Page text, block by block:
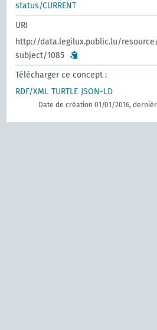
status/CURRENT
URI
http://data.legilux.public.lu/
subject/1085
Télécharger ce concept :
RDF/XML TURTLE JSON-LD
Date de création 01/01/2016,